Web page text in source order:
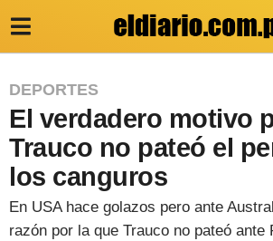
3
a
ñ
o
s
d
DEPORTES
El verdadero motivo
Trauco no pateó el
los canguros
En USA hace golazos pero ante
razón por la que Trauco no pateó ante